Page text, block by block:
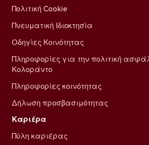
Πολιτική Cookie
Πνευματική Ιδιοκτησία
Οδηγίες Κοινότητας
Πληροφορίες για την πολιτική
Κολοράντο
Πληροφορίες κοινότητας
Δήλωση προσβασιμότητας
Καριέρα
Πύλη καριέρας